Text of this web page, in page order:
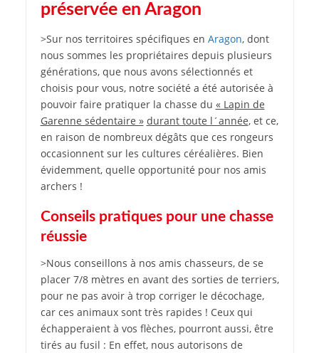
préservée en Aragon
>Sur nos territoires spécifiques en Aragon, dont
nous sommes les propriétaires depuis plusieurs
générations, que nous avons sélectionnés et
choisis pour vous, notre société a été autorisée à
pouvoir faire pratiquer la chasse du « Lapin de
Garenne sédentaire » durant toute l´année, et ce,
en raison de nombreux dégâts que ces rongeurs
occasionnent sur les cultures céréalières. Bien
évidemment, quelle opportunité pour nos amis
archers !
Conseils pratiques pour une chasse
réussie
>Nous conseillons à nos amis chasseurs, de se
placer 7/8 mètres en avant des sorties de terriers,
pour ne pas avoir à trop corriger le décochage,
car ces animaux sont très rapides ! Ceux qui
échapperaient à vos flèches, pourront aussi, être
tirés au fusil : En effet, nous autorisons de